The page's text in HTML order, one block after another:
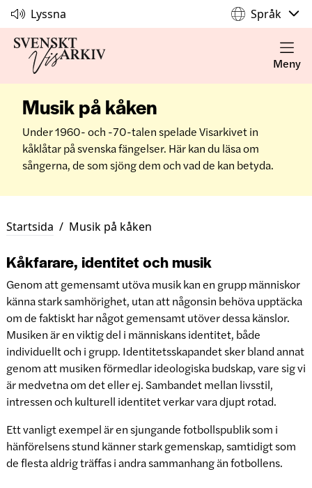
Lyssna Språk
Meny
Musik på kåken
Under 1960- och -70-talen spelade Visarkivet in
kåklåtar på svenska fängelser. Här kan du läsa om
sångerna, de som sjöng dem och vad de kan betyda.
Startsida / Musik på kåken
Kåkfarare, identitet och musik
Genom att gemensamt utöva musik kan en grupp människor
känna stark samhörighet, utan att någonsin behöva upptäcka
om de faktiskt har något gemensamt utöver dessa känslor.
Musiken är en viktig del i människans identitet, både
individuellt och i grupp. Identitetsskapandet sker bland annat
genom att musiken förmedlar ideologiska budskap, vare sig vi
är medvetna om det eller ej. Sambandet mellan livsstil,
intressen och kulturell identitet verkar vara djupt rotad.
Ett vanligt exempel är en sjungande fotbollspublik som i
hänförelsens stund känner stark gemenskap, samtidigt som
de flesta aldrig träffas i andra sammanhang än fotbollens.